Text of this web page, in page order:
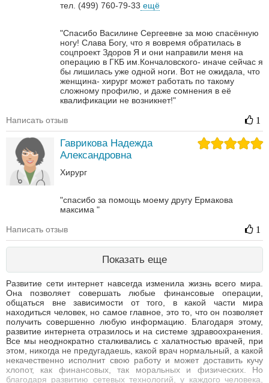
тел. (499) 760-79-33 ещё
"Спасибо Василине Сергеевне за мою спасённую
ногу! Слава Богу, что я вовремя обратилась в
соцпроект Здоров Я и они направили меня на
операцию в ГКБ им.Кончаловского- иначе сейчас я
бы лишилась уже одной ноги. Вот не ожидала, что
женщина- хирург может работать по такому
сложному профилю, и даже сомнения в её
квалификации не возникнет!"
Написать отзыв 1
Гаврикова Надежда
Александровна
Хирург
"спасибо за помощь моему другу Ермакова
максима "
Написать отзыв 1
Показать еще
Развитие сети интернет навсегда изменила жизнь всего мира.
Она позволяет совершать любые финансовые операции,
общаться вне зависимости от того, в какой части мира
находиться человек, но самое главное, это то, что он позволяет
получить совершенно любую информацию. Благодаря этому,
развитие интернета отразилось и на системе здравоохранения.
Все мы неоднократно сталкивались с халатностью врачей, при
этом, никогда не предугадаешь, какой врач нормальный, а какой
некачественно исполнит свою работу и может доставить кучу
хлопот, как финансовых, так моральных и физических. Но
благодаря развитию сетевых технологий, у каждого человека,